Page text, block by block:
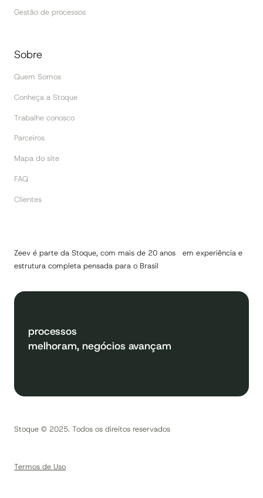
Gestão de processos
Sobre
Quem Somos
Conheça a Stoque
Trabalhe conosco
Parceiros
Mapa do site
FAQ
Clientes
Zeev é parte da Stoque, com mais de 20 anos em experiência e
estrutura completa pensada para o Brasil
processos
melhoram, negócios avançam
Stoque © 2025. Todos os direitos reservados
Termos de Uso